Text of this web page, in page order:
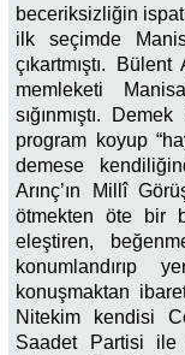
beceriksizliğin
ilk seçimde
çıkartmıştı.
memleketi
sığınmıştı.
program koyup
demese
Arınç’ın Millî
ötmekten öte bir
eleştiren,
konumlandırıp
konuşmaktan
Nitekim kendisi
Saadet Partisi ile